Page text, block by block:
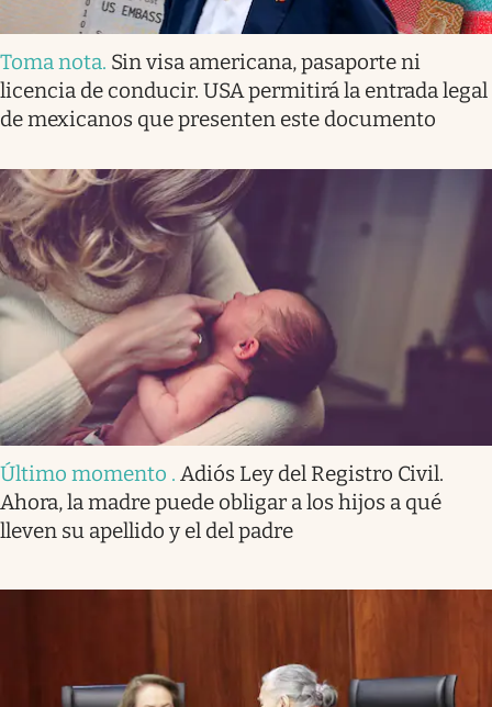
Toma nota. Sin visa americana, pasaporte ni
licencia de conducir. USA permitirá la entrada legal
de mexicanos que presenten este documento
Último momento . Adiós Ley del Registro Civil.
Ahora, la madre puede obligar a los hijos a qué
lleven su apellido y el del padre